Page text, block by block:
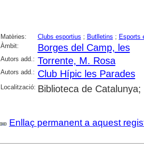
Matèries: Clubs esportius ; Butlletins ; Esports
Àmbit:
Borges del Camp, les
Autors add.: Torrente, M. Rosa
Autors add.: Club Hípic les Parades
Localització: Biblioteca de
Enllaç permanent a aquest